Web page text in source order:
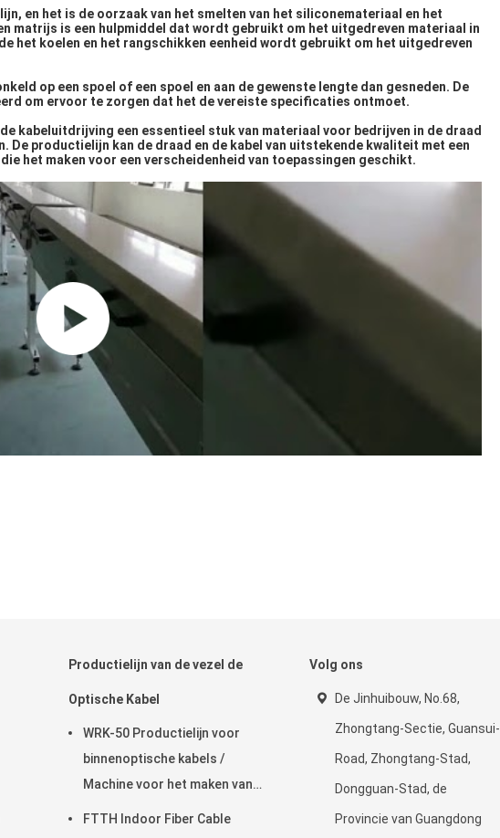
en het is de oorzaak van het smelten van het siliconemateriaal en het
matrijs is een hulpmiddel dat wordt gebruikt om het uitgedreven materiaal in
het koelen en het rangschikken eenheid wordt gebruikt om het uitgedreven
op een spoel of een spoel en aan de gewenste lengte dan gesneden. De
om ervoor te zorgen dat het de vereiste specificaties ontmoet.
kabeluitdrijving een essentieel stuk van materiaal voor bedrijven in de draad
productielijn kan de draad en de kabel van uitstekende kwaliteit met een
het maken voor een verscheidenheid van toepassingen geschikt.
Productielijn van de vezel de
Optische Kabel
WRK-50 Productielijn voor
binnenoptische kabels /
Machine voor het maken van
glasvezelkabels
FTTH Indoor Fiber Cable
Volg ons
De Jinhuibouw, No.68,
Zhongtang-Sectie, Guansui-
Road, Zhongtang-Stad,
Dongguan-Stad, de
Provincie van Guangdong